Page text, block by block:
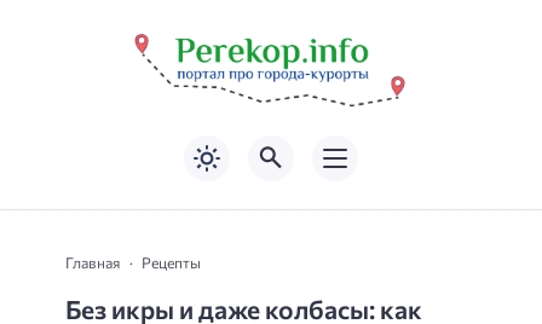
Главная Рецепты
Без икры и даже колбасы: как